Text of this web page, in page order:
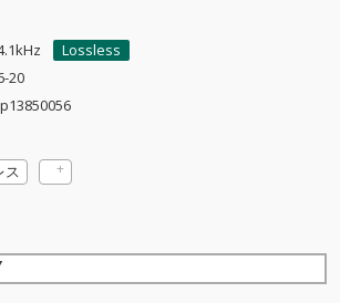
Lossless
20
ス